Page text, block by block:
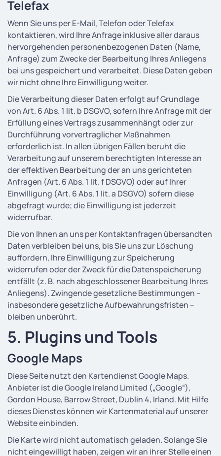
Telefax
Wenn Sie uns per E-Mail, Telefon oder Telefax
kontaktieren, wird Ihre Anfrage inklusive aller daraus
hervorgehenden personenbezogenen Daten (Name,
Anfrage) zum Zwecke der Bearbeitung Ihres Anliegens
bei uns gespeichert und verarbeitet. Diese Daten geben
wir nicht ohne Ihre Einwilligung weiter.
Die Verarbeitung dieser Daten erfolgt auf Grundlage
von Art. 6 Abs. 1 lit. b DSGVO, sofern Ihre Anfrage mit der
Erfüllung eines Vertrags zusammenhängt oder zur
Durchführung vorvertraglicher Maßnahmen
erforderlich ist. In allen übrigen Fällen beruht die
Verarbeitung auf unserem berechtigten Interesse an
der effektiven Bearbeitung der an uns gerichteten
Anfragen (Art. 6 Abs. 1 lit. f DSGVO) oder auf Ihrer
Einwilligung (Art. 6 Abs. 1 lit. a DSGVO) sofern diese
abgefragt wurde; die Einwilligung ist jederzeit
widerrufbar.
Die von Ihnen an uns per Kontaktanfragen übersandten
Daten verbleiben bei uns, bis Sie uns zur Löschung
auffordern, Ihre Einwilligung zur Speicherung
widerrufen oder der Zweck für die Datenspeicherung
entfällt (z. B. nach abgeschlossener Bearbeitung Ihres
Anliegens). Zwingende gesetzliche Bestimmungen –
insbesondere gesetzliche Aufbewahrungsfristen –
bleiben unberührt.
5. Plugins und Tools
Google Maps
Diese Seite nutzt den Kartendienst Google Maps.
Anbieter ist die Google Ireland Limited („Google“),
Gordon House, Barrow Street, Dublin 4, Irland. Mit Hilfe
dieses Dienstes können wir Kartenmaterial auf unserer
Website einbinden.
Die Karte wird nicht automatisch geladen. Solange Sie
nicht eingewilligt haben, zeigen wir an ihrer Stelle einen